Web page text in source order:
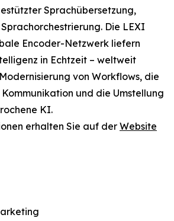
Sprachübersetzung,
Die LEXI
Encoder-Netzwerk liefern
in Echtzeit – weltweit
von Workflows, die
und die Umstellung
KI.
erhalten Sie auf der Website